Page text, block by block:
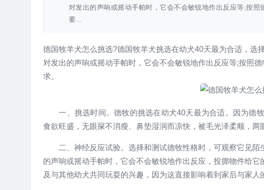
对发出的声响或摇动手帕时，它会不会敏锐地作出反应等;按
要...
德国牧羊犬怎么挑选?德国牧羊犬挑选在幼犬40天最为合适，选
对发出的声响或摇动手帕时，它会不会敏锐地作出反应等;按照
求。
一、挑选时间。德牧的挑选在幼犬40天最为合适。因为德牧
食欲旺盛，无眼屎不消瘦、鼻垫湿润而凉快，被毛光泽柔顺，两
二、神经反应试验。选择和测试德牧性格时，可观察它见陌
的声响或摇动手帕时，它会不会敏锐地作出反应，投掷物件给
及与其他幼犬共同玩耍的兴趣，因为这直接影响着到家后与家人